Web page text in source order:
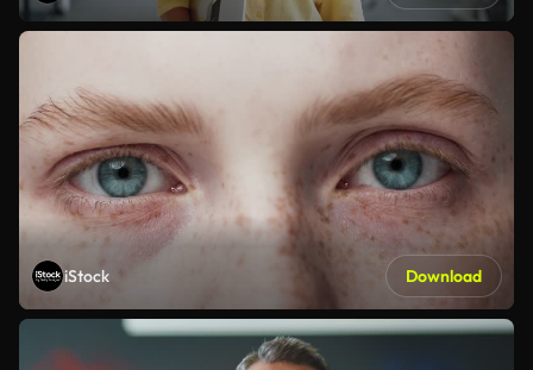
iStock Download